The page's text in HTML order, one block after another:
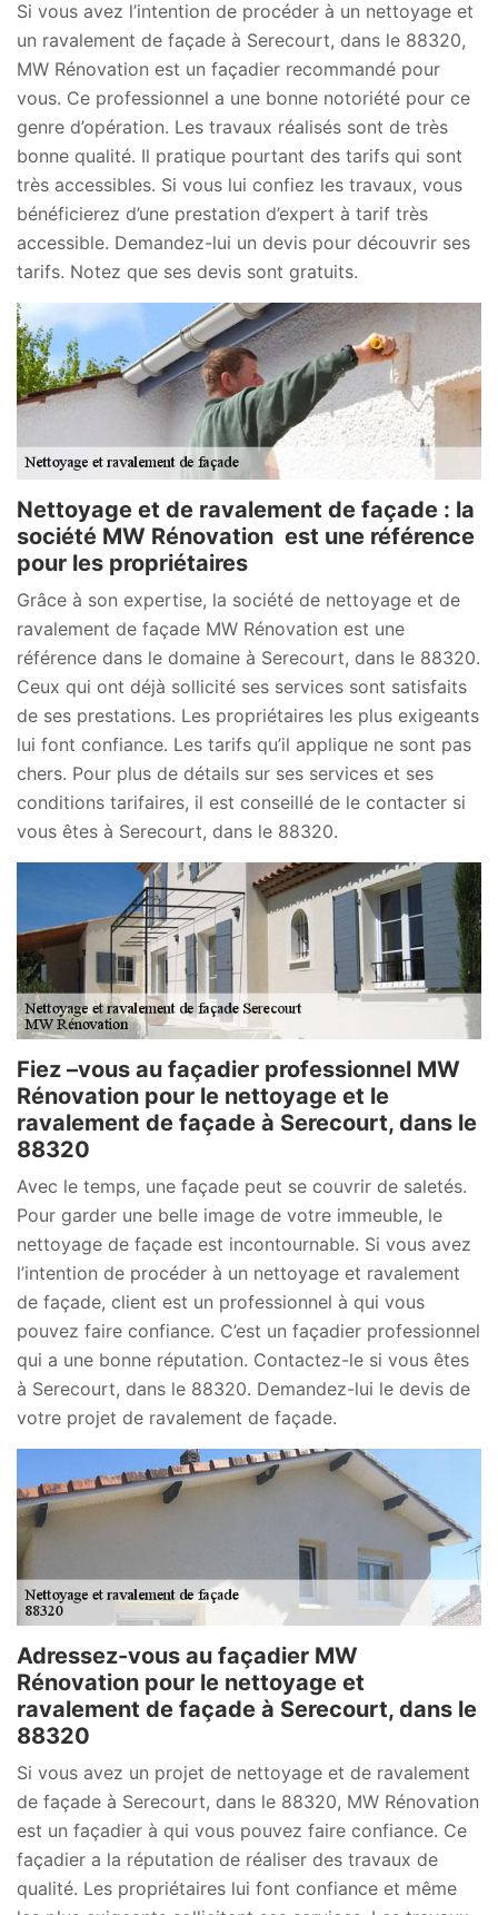
Si vous avez l’intention de procéder à un nettoyage et
un ravalement de façade à Serecourt, dans le 88320,
MW Rénovation est un façadier recommandé pour
vous. Ce professionnel a une bonne notoriété pour ce
genre d’opération. Les travaux réalisés sont de très
bonne qualité. Il pratique pourtant des tarifs qui sont
très accessibles. Si vous lui confiez les travaux, vous
bénéficierez d’une prestation d’expert à tarif très
accessible. Demandez-lui un devis pour découvrir ses
tarifs. Notez que ses devis sont gratuits.
Nettoyage et de ravalement de façade : la
société MW Rénovation est une référence
pour les propriétaires
Grâce à son expertise, la société de nettoyage et de
ravalement de façade MW Rénovation est une
référence dans le domaine à Serecourt, dans le 88320.
Ceux qui ont déjà sollicité ses services sont satisfaits
de ses prestations. Les propriétaires les plus exigeants
lui font confiance. Les tarifs qu’il applique ne sont pas
chers. Pour plus de détails sur ses services et ses
conditions tarifaires, il est conseillé de le contacter si
vous êtes à Serecourt, dans le 88320.
Fiez –vous au façadier professionnel MW
Rénovation pour le nettoyage et le
ravalement de façade à Serecourt, dans le
88320
Avec le temps, une façade peut se couvrir de saletés.
Pour garder une belle image de votre immeuble, le
nettoyage de façade est incontournable. Si vous avez
l’intention de procéder à un nettoyage et ravalement
de façade, client est un professionnel à qui vous
pouvez faire confiance. C’est un façadier professionnel
qui a une bonne réputation. Contactez-le si vous êtes
à Serecourt, dans le 88320. Demandez-lui le devis de
votre projet de ravalement de façade.
Adressez-vous au façadier MW
Rénovation pour le nettoyage et
ravalement de façade à Serecourt, dans le
88320
Si vous avez un projet de nettoyage et de ravalement
de façade à Serecourt, dans le 88320, MW Rénovation
est un façadier à qui vous pouvez faire confiance. Ce
façadier a la réputation de réaliser des travaux de
qualité. Les propriétaires lui font confiance et même